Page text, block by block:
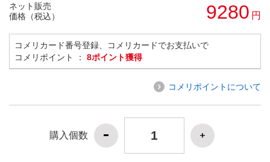
ネット販売
価格（税込）
9280 円
コメリカード番号登録、コメリカードでお支払いで
コメリポイント ： 8ポイント獲得
コメリポイントについて
購入個数